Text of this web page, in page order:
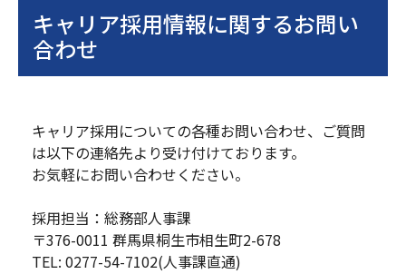
キャリア採用情報に関するお問い
合わせ
キャリア採用についての各種お問い合わせ、ご質問
は以下の連絡先より受け付けております。
お気軽にお問い合わせください。
採用担当：総務部人事課
〒376-0011 群馬県桐生市相生町2-678
TEL: 0277-54-7102(人事課直通)